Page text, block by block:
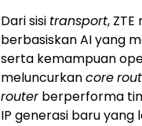
Dari sisi transport,
berbasiskan AI yang
serta kemampuan
meluncurkancore
routerberperforma
IP generasi baru yang